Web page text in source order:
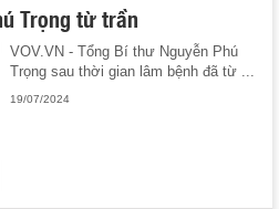
Trọng từ trần
VOV.VN - Tổng Bí thư Nguyễn Phú
Trọng sau thời gian lâm bệnh đã từ ...
19/07/2024